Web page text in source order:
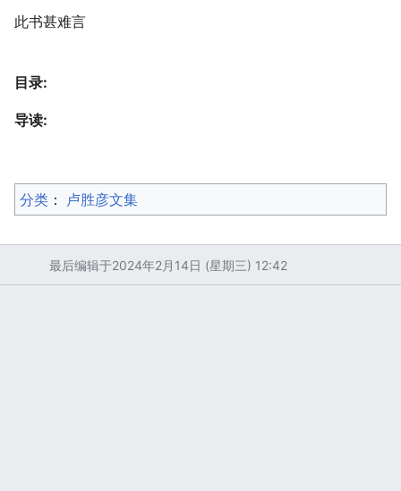
此书甚难言
目录:
导读:
分类 ：​ 卢胜彦文集
最后编辑于2024年2月14日 (星期三) 12:42